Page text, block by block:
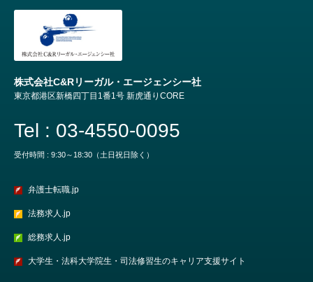
弁護士転職.jp
法務求人.jp
総務求人.jp
大学生・法科大学院生・司法修習生のキャリア支援サイト
株式会社C&Rリーガル・エージェンシー社
東京都港区新橋四丁目1番1号 新虎通りCORE
Tel : 03-4550-0095
受付時間 : 9:30～18:30（土日祝日除く）